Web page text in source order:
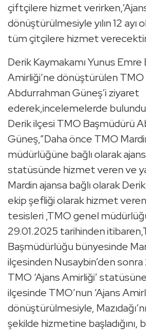
çiftçilere hizmet
dönüştürülmesiyle yılın 12 ayı
tüm çitçilere hizmet
Derik Kaymakamı Yunus Emre
Amirliği’ne dönüştürülen
Abdurrahman Güneş’i ziyaret
ederek,incelemelerde
Derik ilçesi TMO Başmüdürü
Güneş,”Daha önce TMO
müdürlüğüne bağlı olarak
statüsünde hizmet veren ve
Mardin ajansa bağlı olarak
ekip şefliği olarak hizmet
tesisleri ,TMO genel
29.01.2025 tarihinden
Başmüdürlüğu bünyesinde
ilçesinden Nusaybin’den sonra
TMO ‘Ajans Amirliği’
ilçesinde TMO’nun ‘Ajans
dönüştürülmesiyle,
şekilde hizmetine başladığını,